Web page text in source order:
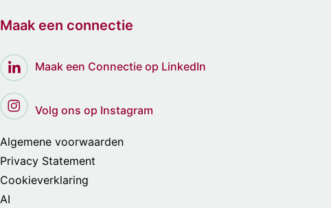
Maak een connectie
Maak een Connectie op LinkedIn
Volg ons op Instagram
Algemene voorwaarden
Privacy Statement
Cookieverklaring
AI